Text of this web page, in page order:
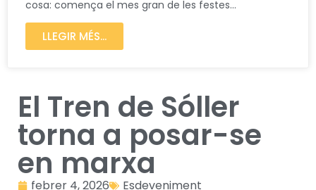
El Tren de Sóller
torna a posar-se
en marxa
febrer 4, 2026 Esdeveniment
cosa: comença el mes gran de les festes...
LLEGIR MÉS...